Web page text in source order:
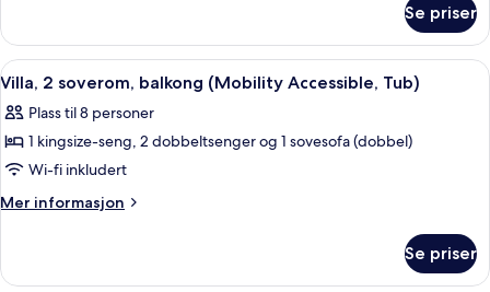
Accessible,
Transfer
Shower)
1
soverom,
balkong
Accessible,
Transfer
Se priser
Åpne
alle
bildene
av
Villa,
2
(Mobility
Sengetøy i egyptisk bomull og
11
Villa, 2 soverom, balkong (Mobility Accessible, Tub)
Plass til 8 personer
1 kingsize-seng, 2 dobbeltsenger og 1 sovesofa (dobbel)
Wi-fi inkludert
Mer informasjon
Mer
2
Se priser